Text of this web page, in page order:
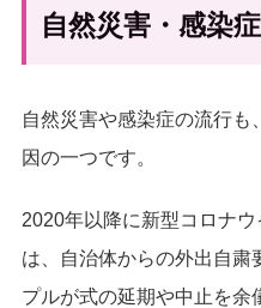
自然災害・感染
自然災害や感染症の流行
因の一つです。
2020年以降に新型コロナ
は、自治体からの外出自粛
プルが式の延期や中止を余